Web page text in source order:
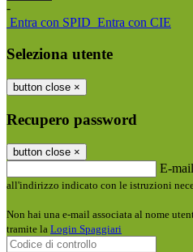
-
Entra con SPID Entra con CIE
Seleziona utente
button close ×
Recupero password
button close ×
E-mail
all'indirizzo indicato con le istruzioni
Non hai una e-mail associata al nome
tramite la Login Spaggiari